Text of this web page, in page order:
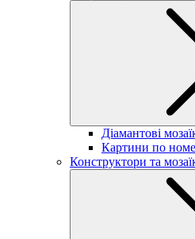
Діамантові
Картини по
Конструктори та